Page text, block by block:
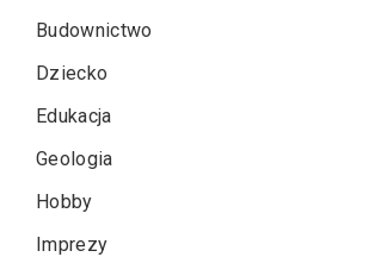
Budownictwo
Dziecko
Edukacja
Geologia
Hobby
Imprezy